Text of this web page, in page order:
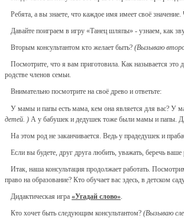
Ребята, а вы знаете, что каждое имя имеет своё
Давайте поиграем в игру «Танец шляпы» - узнаем, как
Вторым консультантом кто желает быть? (Вызываю
Посмотрите, что я вам приготовила. Как называется
родстве членов семьи.
Внимательно посмотрите на своё древо и ответьте:
У мамы и папы есть мама, кем она является для вас? У
детей. ) А у бабушек и дедушек тоже были мамы и папы.
На этом род не заканчивается. Ведь у прадедушек и
Если вы будете, друг друга любить, уважать, беречь
Итак, наша консультация продолжает работать.
право на образование? Кто обучает вас здесь, в детском
Дидактическая игра «Угадай слово».
Кто хочет быть следующим консультантом? (Вызываю